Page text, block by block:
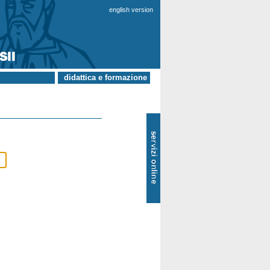
english version
Servizi
online
didattica e formazione